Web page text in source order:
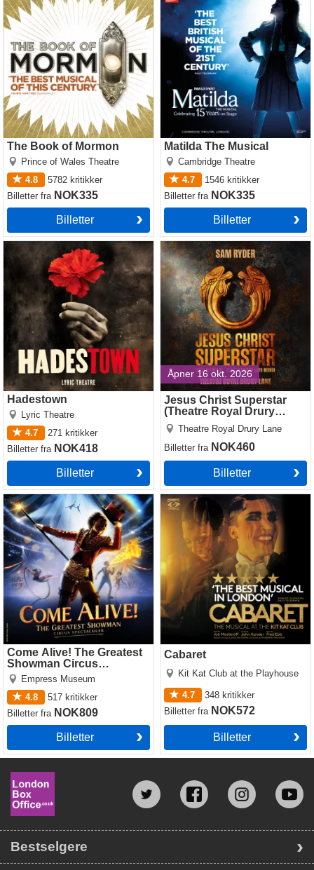
The Book of Mormon
Prince of Wales Theatre
4.8
5782 kritikker
Billetterfra NOK335
Billetter
Matilda The Musical
Cambridge Theatre
4.7
1546 kritikker
Billetterfra NOK335
Billetter
Hadestown
Lyric Theatre
4.7
271 kritikker
Billetterfra NOK418
Billetter
Hadestown
Åpner 16 okt. 2026
Jesus Christ Superstar
(Theatre Royal Drury
Lane)
Theatre Royal Drury Lane
Billetterfra NOK460
Billetter
Jesus Christ Superstar
(Theatre Royal Drury Lane)
Come Alive! The Greatest
Showman Circus
Spectacular
Empress Museum
4.8
517 kritikker
Billetterfra NOK809
Billetter
Come Alive! The Greatest
Showman Circus Spectacular
Cabaret
Kit Kat Club at the Playhouse
4.7 348 kritikker
Billetterfra NOK572
Billetter
Cabaret
Bestselgere